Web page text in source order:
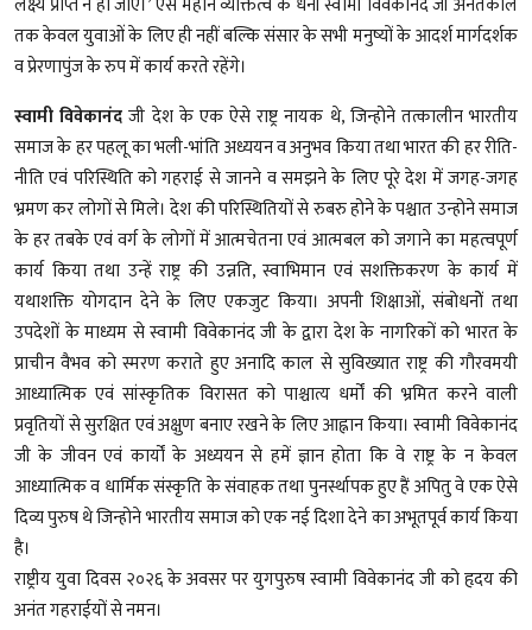
तक केवल युवाओं के लिए ही नहीं बल्कि संसार के सभी मनुष्यों के आदर्श मार्गदर्शक
व प्रेरणापुंज के रुप में कार्य करते रहेंगे।
स्वामी विवेकानंद जी देश के एक ऐसे राष्ट्र नायक थे, जिन्होने तत्कालीन भारतीय
समाज के हर पहलू का भली-भांति अध्ययन व अनुभव किया तथा भारत की हर रीति-
नीति एवं परिस्थिति को गहराई से जानने व समझने के लिए पूरे देश में जगह-जगह
भ्रमण कर लोगों से मिले। देश की परिस्थितियों से रुबरु होने के पश्चात उन्होने समाज
के हर तबके एवं वर्ग के लोगों में आत्मचेतना एवं आत्मबल को जगाने का महत्वपूर्ण
कार्य किया तथा उन्हें राष्ट्र की उन्नति, स्वाभिमान एवं सशक्तिकरण के कार्य में
यथाशक्ति योगदान देने के लिए एकजुट किया। अपनी शिक्षाओं, संबोधनोें तथा
उपदेशों के माध्यम से स्वामी विवेकानंद जी के द्वारा देश के नागरिकों को भारत के
प्राचीन वैभव को स्मरण कराते हुए अनादि काल से सुविख्यात राष्ट्र की गौरवमयी
आध्यात्मिक एवं सांस्कृतिक विरासत को पाश्चात्य धर्मों की भ्रमित करने वाली
प्रवृतियों से सुरक्षित एवं अक्षुण बनाए रखने के लिए आह्नान किया। स्वामी विवेकानंद
जी के जीवन एवं कार्यों के अध्ययन से हमें ज्ञान होता कि वे राष्ट्र के न केवल
आध्यात्मिक व धार्मिक संस्कृति के संवाहक तथा पुनर्स्थापक हुए हैं अपितु वे एक ऐसे
दिव्य पुरुष थे जिन्होने भारतीय समाज को एक नई दिशा देने का अभूतपूर्व कार्य किया
है।
राष्ट्रीय युवा दिवस २०२६ के अवसर पर युगपुरुष स्वामी विवेकानंद जी को हृदय की
अनंत गहराईयों से नमन।